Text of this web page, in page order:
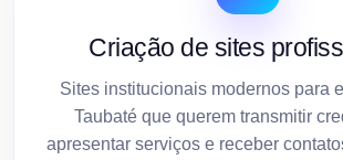
Criação de sites
Sites institucionais modernos para
Taubaté que querem transmitir
apresentar serviços e receber